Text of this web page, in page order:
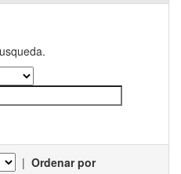
| Ordenar por